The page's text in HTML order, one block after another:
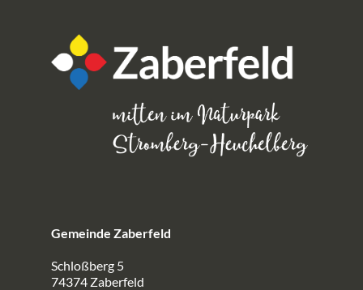
Gemeinde Zaberfeld
Schloßberg 5
74374 Zaberfeld